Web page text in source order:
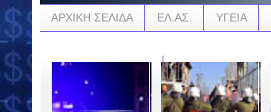
ΑΡΧΙΚΗ ΣΕΛΙΔΑ ΕΛ.ΑΣ. ΥΓΕΙΑ